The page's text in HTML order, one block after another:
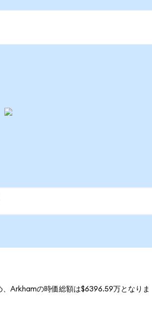
Arkhamの時価総額は$6396.59万となりま